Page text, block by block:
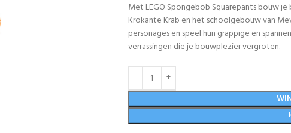
Met LEGO Spongebob Squarepants bouw
Krokante Krab en het schoolgebouw van
personages en speel hun grappige en
verrassingen die je bouwplezier vergroten.